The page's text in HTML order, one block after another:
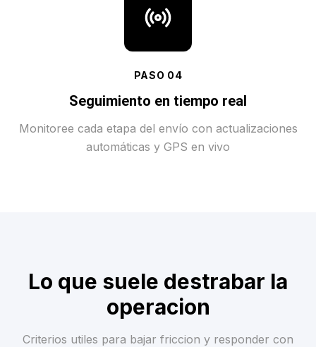
PASO 04
Seguimiento en tiempo real
Monitoree cada etapa del envío con actualizaciones
automáticas y GPS en vivo
Lo que suele destrabar la
operacion
Criterios utiles para bajar friccion y responder con